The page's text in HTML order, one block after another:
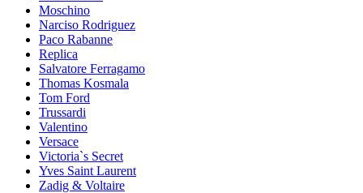
Moschino
Narciso Rodriguez
Paco Rabanne
Replica
Salvatore Ferragamo
Thomas Kosmala
Tom Ford
Trussardi
Valentino
Versace
Victoria`s Secret
Yves Saint Laurent
Zadig & Voltaire